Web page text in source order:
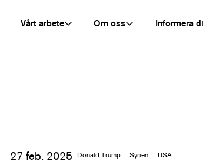
Vårt arbete Om oss Informera
27 feb. 2025 Donald Trump Syrien USA